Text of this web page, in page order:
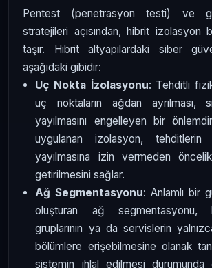
Pentest (penetrasyon testi) ve
stratejileri açısından, hibrit izolasyon
taşır. Hibrit altyapılardaki siber
aşağıdaki gibidir:
Uç Nokta İzolasyonu: Tehditli
uç noktaların ağdan ayrılması,
yayılmasını engelleyen bir
uygulanan izolasyon,
yayılmasına izin vermeden
getirilmesini sağlar.
Ağ Segmentasyonu: Anlamlı bir
oluşturan ağ segmentasyonu,
gruplarının ya da servislerin
bölümlere erişebilmesine olanak
sistemin ihlal edilmesi durumunda